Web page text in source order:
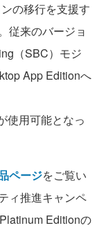
の移行を支援す
従来のバージョ
（SBC）モジ
App Editionへ
使用可能となっ
ページをご覧い
ィ推進キャンペ
Editionの